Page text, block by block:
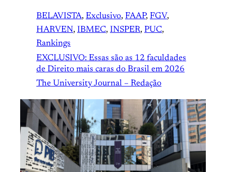
BELAVISTA, Exclusivo, FAAP, FGV
HARVEN, IBMEC, INSPER, PUC
Rankings
EXCLUSIVO: Essas são as 12 faculdades
de Direito mais caras do Brasil em 2026
The University Journal – Redação